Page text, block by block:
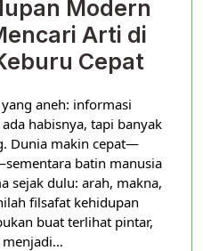
Modern
Arti di
Cepat
aneh: informasi
habisnya, tapi banyak
Dunia makin cepat—
batin manusia
sejak dulu: arah, makna,
filsafat kehidupan
buat terlihat pintar,